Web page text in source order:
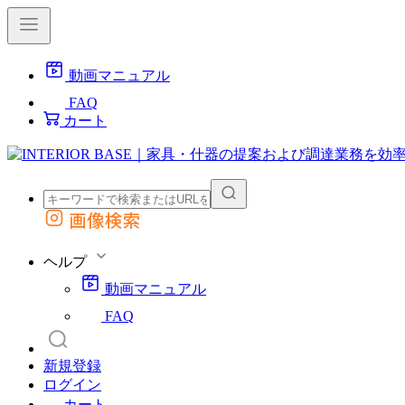
動画マニュアル
FAQ
カート
外部サイトの商品をカートに追加
画像検索
ヘルプ
動画マニュアル
FAQ
新規登録
ログイン